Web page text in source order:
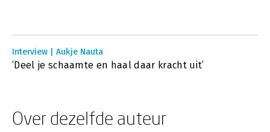
Interview | Aukje Nauta
‘Deel je schaamte en haal daar kracht uit’
Over dezelfde auteur